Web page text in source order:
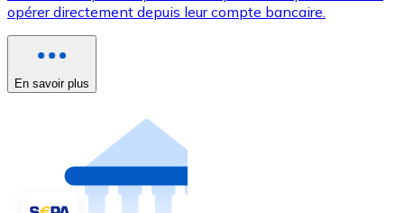
opérer directement depuis leur compte bancaire.
En savoir plus